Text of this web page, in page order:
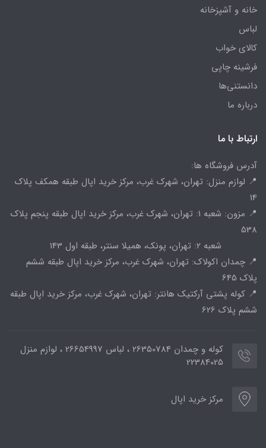
خانه و آشپزخانه
لباس
کالای خواب
فرشینه چاپی
دانستنی‌ها
درباره ما
ارتباط با ما
آدرس فروشگاه ها:
📍 لوازم منزل: تهران، شهرک غرب، مرکز خرید اپال طبقه همکف پلاک
14
📍 مزون: شعبه 1: تهران، شهرک غرب، مرکز خرید اپال طبقه پنجم پلاک
538
شعبه 2: تهران، پونک، همیلا سنتر، طبقه اول 143
📍 چمدان اکولاک: تهران، شهرک غرب، مرکز خرید اپال طبقه ششم
پلاک 645
📍 کوله پشتی آرکتیک هانتر: تهران، شهرک غرب، مرکز خرید اپال طبقه
ششم پلاک 626
کوله و چمدان 26350784 ، لباس 26654997 ، لوازم منزل
22384025
مرکز خرید اپال